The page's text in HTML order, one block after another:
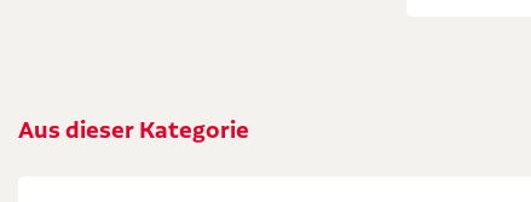
Aus dieser Kategorie